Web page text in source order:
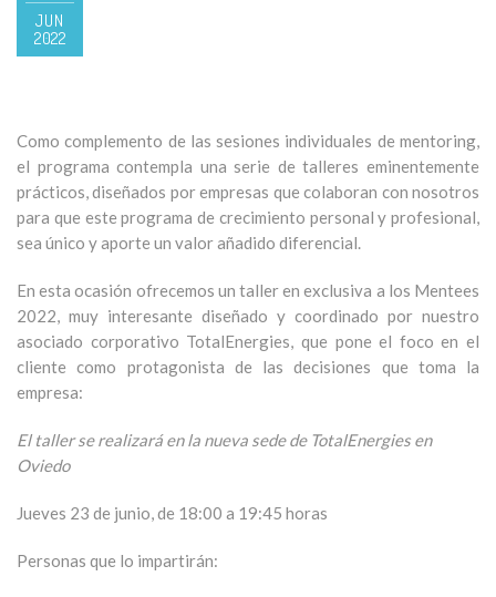
JUN
2022
Como complemento de las sesiones individuales de mentoring,
el programa contempla una serie de talleres eminentemente
prácticos, diseñados por empresas que colaboran con nosotros
para que este programa de crecimiento personal y profesional,
sea único y aporte un valor añadido diferencial.
En esta ocasión ofrecemos un taller en exclusiva a los Mentees
2022, muy interesante diseñado y coordinado por nuestro
asociado corporativo TotalEnergies, que pone el foco en el
cliente como protagonista de las decisiones que toma la
empresa:
El taller se realizará en la nueva sede de TotalEnergies en
Oviedo
Jueves 23 de junio, de 18:00 a 19:45 horas
Personas que lo impartirán: